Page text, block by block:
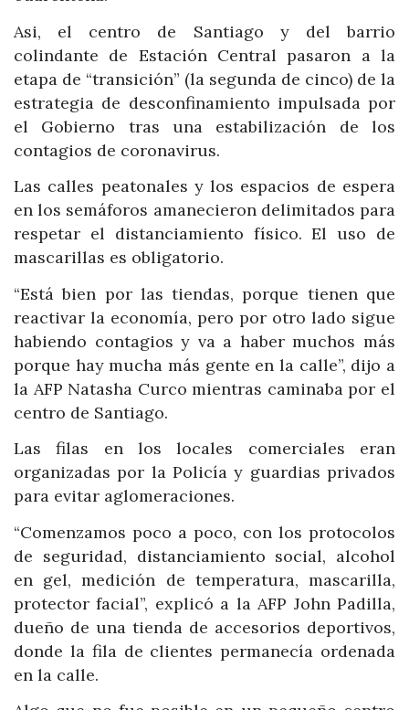
Asi, el centro de Santiago y del barrio
colindante de Estación Central pasaron a la
etapa de “transición” (la segunda de cinco) de la
estrategia de desconfinamiento impulsada por
el Gobierno tras una estabilización de los
contagios de coronavirus.
Las calles peatonales y los espacios de espera
en los semáforos amanecieron delimitados para
respetar el distanciamiento físico. El uso de
mascarillas es obligatorio.
“Está bien por las tiendas, porque tienen que
reactivar la economía, pero por otro lado sigue
habiendo contagios y va a haber muchos más
porque hay mucha más gente en la calle”, dijo a
la AFP Natasha Curco mientras caminaba por el
centro de Santiago.
Las filas en los locales comerciales eran
organizadas por la Policía y guardias privados
para evitar aglomeraciones.
“Comenzamos poco a poco, con los protocolos
de seguridad, distanciamiento social, alcohol
en gel, medición de temperatura, mascarilla,
protector facial”, explicó a la AFP John Padilla,
dueño de una tienda de accesorios deportivos,
donde la fila de clientes permanecía ordenada
en la calle.